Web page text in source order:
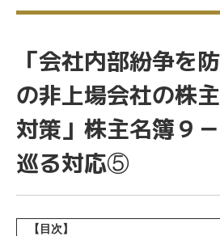
「会社内部紛争を
の非上場会社の株
対策」株主名簿９
巡る対応⑤
【目次】